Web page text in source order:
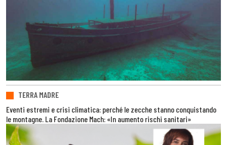
TERRA MADRE
Eventi estremi e crisi climatica: perché le zecche stanno conquistando
le montagne. La Fondazione Mach: «In aumento rischi sanitari»